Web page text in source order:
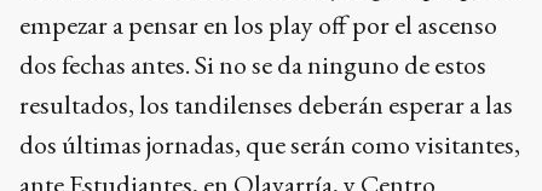
empezar a pensar en los play off por el ascenso
dos fechas antes. Si no se da ninguno de estos
resultados, los tandilenses deberán esperar a las
dos últimas jornadas, que serán como visitantes,